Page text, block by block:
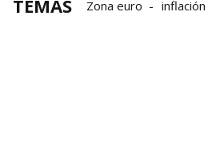
TEMAS Zona euro inflación